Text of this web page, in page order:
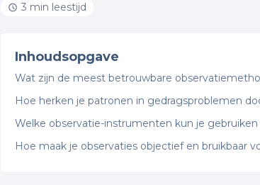
3 min leestijd
Inhoudsopgave
Wat zijn de meest betrouwbare
Hoe herken je patronen in gedragsproblemen
Welke observatie-instrumenten kun je
Hoe maak je observaties objectief en bruikbaar